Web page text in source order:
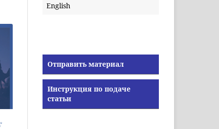
English
Отправить материал
Инструкция по подаче
статьи